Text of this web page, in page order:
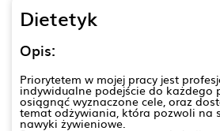
Dietetyk
Opis:
Priorytetem w mojej pracy jest
indywidualne podejście do każdego
osiągnąć wyznaczone cele, oraz
temat odżywiania, która pozwoli na
nawyki żywieniowe.